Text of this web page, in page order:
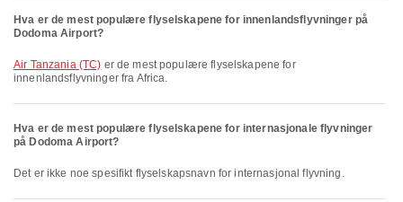
Hva er de mest populære flyselskapene for innenlandsflyvninger på
Dodoma Airport?
Air Tanzania (TC) er de mest populære flyselskapene for
innenlandsflyvninger fra Africa.
Hva er de mest populære flyselskapene for internasjonale flyvninger
på Dodoma Airport?
Det er ikke noe spesifikt flyselskapsnavn for internasjonal flyvning.